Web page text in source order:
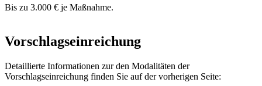
Bis zu 3.000 € je Maßnahme.
Vorschlagseinreichung
Detaillierte Informationen zur den Modalitäten der
Vorschlagseinreichung finden Sie auf der vorherigen Seite: